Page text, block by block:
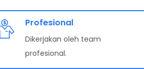
Profesional
Dikerjakan oleh team
profesional.